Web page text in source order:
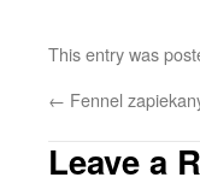
This entry was
← Fennel
Leave a